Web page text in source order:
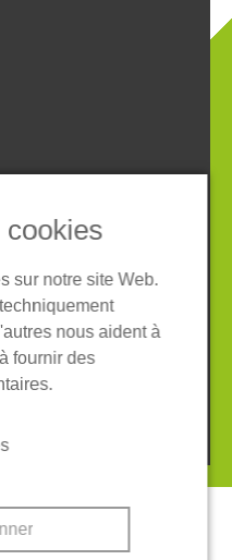
des données
Cookies
cookies
sur notre site Web.
nous aident à
fournir des